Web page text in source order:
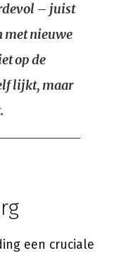
– juist
met nieuwe
op de
lijkt, maar
een cruciale